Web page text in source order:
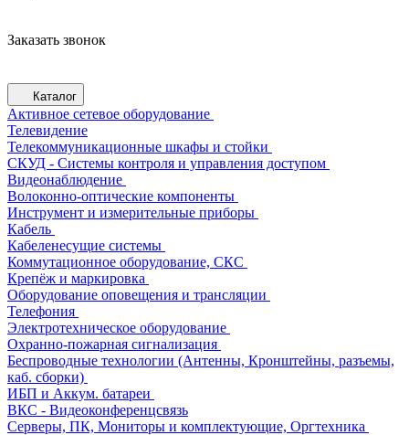
Заказать звонок
Каталог
Активное сетевое оборудование
Телевидение
Телекоммуникационные шкафы и стойки
СКУД - Системы контроля и управления доступом
Видеонаблюдение
Волоконно-оптические компоненты
Инструмент и измерительные приборы
Кабель
Кабеленесущие системы
Коммутационное оборудование, СКС
Крепёж и маркировка
Оборудование оповещения и трансляции
Телефония
Электротехническое оборудование
Охранно-пожарная сигнализация
Беспроводные технологии (Антенны, Кронштейны, разъемы,
каб. сборки)
ИБП и Аккум. батареи
ВКС - Видеоконференцсвязь
Серверы, ПК, Мониторы и комплектующие, Оргтехника